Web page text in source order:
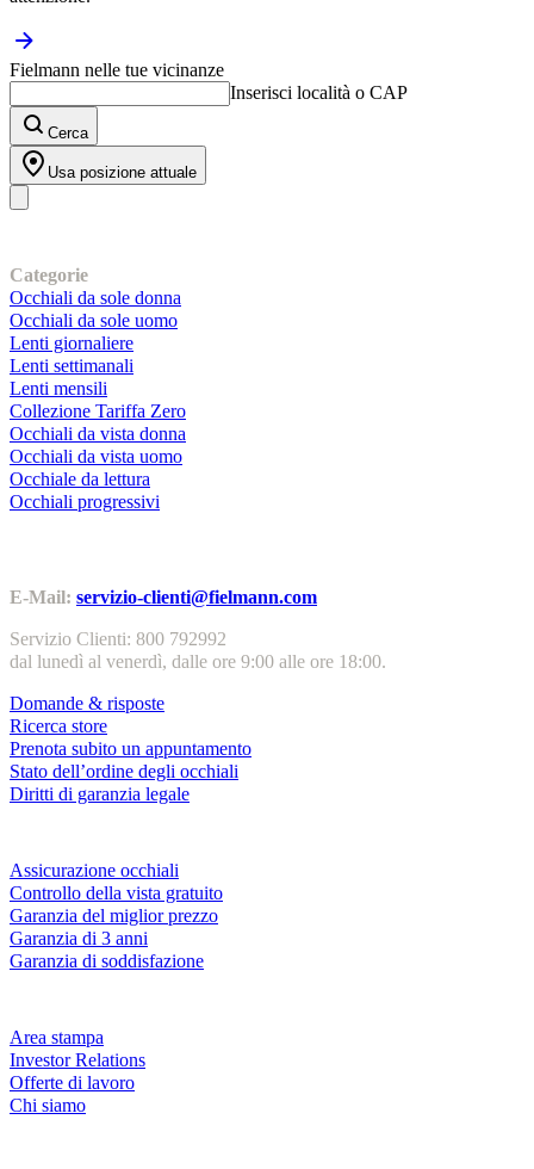
Fielmann nelle tue vicinanze
Inserisci località o CAP
Cerca
Usa posizione attuale
Categorie
Occhiali da sole donna
Occhiali da sole uomo
Lenti giornaliere
Lenti settimanali
Lenti mensili
Collezione Tariffa Zero
Occhiali da vista donna
Occhiali da vista uomo
Occhiale da lettura
Occhiali progressivi
E-Mail: servizio-clienti@fielmann.com
Servizio Clienti: 800 792992
dal lunedì al venerdì, dalle ore 9:00 alle ore 18:00.
Domande & risposte
Ricerca store
Prenota subito un appuntamento
Stato dell’ordine degli occhiali
Diritti di garanzia legale
Assicurazione occhiali
Controllo della vista gratuito
Garanzia del miglior prezzo
Garanzia di 3 anni
Garanzia di soddisfazione
Area stampa
Investor Relations
Offerte di lavoro
Chi siamo